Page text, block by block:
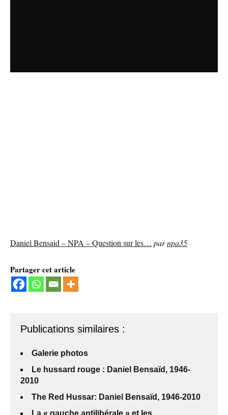
Daniel Bensaid – NPA – Question sur les… parnpa35
Partager cet article
Publications similaires :
Galerie photos
Le hussard rouge : Daniel Bensaïd, 1946-
2010
The Red Hussar: Daniel Bensaïd, 1946-2010
La « gauche antilibérale » et les